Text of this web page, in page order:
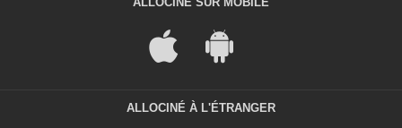
ALLOCINÉ À L'ÉTRANGER